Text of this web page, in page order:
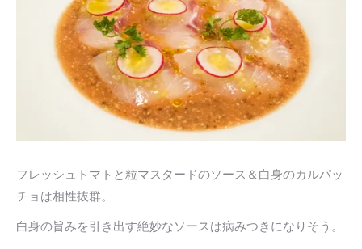
フレッシュトマトと粒マスタードのソース＆白身のカルパッ
チョは相性抜群。
白身の旨みを引き出す絶妙なソースは病みつきになりそう。